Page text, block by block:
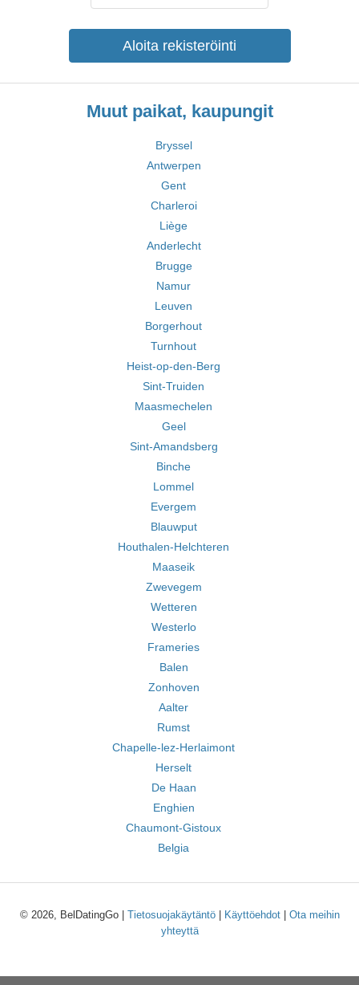
Aloita rekisteröinti
Muut paikat, kaupungit
Bryssel
Antwerpen
Gent
Charleroi
Liège
Anderlecht
Brugge
Namur
Leuven
Borgerhout
Turnhout
Heist-op-den-Berg
Sint-Truiden
Maasmechelen
Geel
Sint-Amandsberg
Binche
Lommel
Evergem
Blauwput
Houthalen-Helchteren
Maaseik
Zwevegem
Wetteren
Westerlo
Frameries
Balen
Zonhoven
Aalter
Rumst
Chapelle-lez-Herlaimont
Herselt
De Haan
Enghien
Chaumont-Gistoux
Belgia
© 2026, BelDatingGo | Tietosuojakäytäntö| Käyttöehdot| Ota meihin
yhteyttä